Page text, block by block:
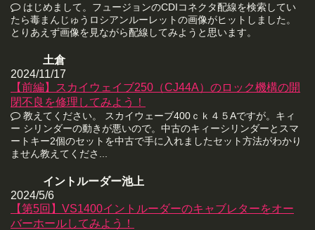
はじめまして。フュージョンのCDIコネクタ配線を検索してい
たら毒まんじゅうロシアンルーレットの画像がヒットしました。
とりあえず画像を見ながら配線してみようと思います。
土倉
2024/11/17
【前編】スカイウェイブ250（CJ44A）のロック機構の開
閉不良を修理してみよう！
教えてください。 スカイウェーブ400ｃｋ４５Aですが。キィ
ー シリンダーの動きが悪いので。中古のキィーシリンダーとスマ
ートキー2個のセットを中古で手に入れましたセット方法がわかり
ません教えてくださ...
イントルーダー池上
2024/5/6
【第5回】VS1400イントルーダーのキャブレターをオー
バーホールしてみよう！